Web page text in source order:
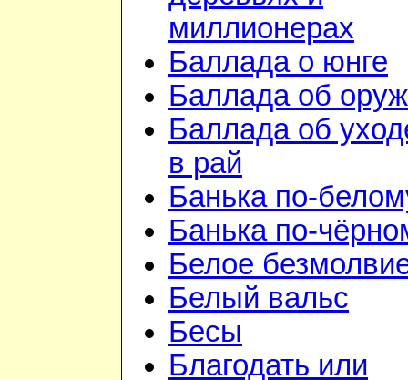
миллионерах
Баллада о юнге
Баллада об
Баллада об
в рай
Банька по-
Банька по-
Белое
Белый вальс
Бесы
Благодать или